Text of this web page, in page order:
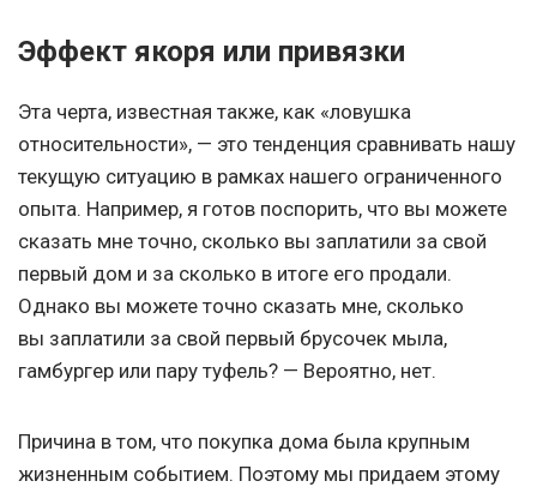
Эффект якоря или привязки
Эта черта, известная также, как «ловушка
относительности», — это тенденция сравнивать нашу
текущую ситуацию в рамках нашего ограниченного
опыта. Например, я готов поспорить, что вы можете
сказать мне точно, сколько вы заплатили за свой
первый дом и за сколько в итоге его продали.
Однако вы можете точно сказать мне, сколько
вы заплатили за свой первый брусочек мыла,
гамбургер или пару туфель? — Вероятно, нет.
Причина в том, что покупка дома была крупным
жизненным событием. Поэтому мы придаем этому